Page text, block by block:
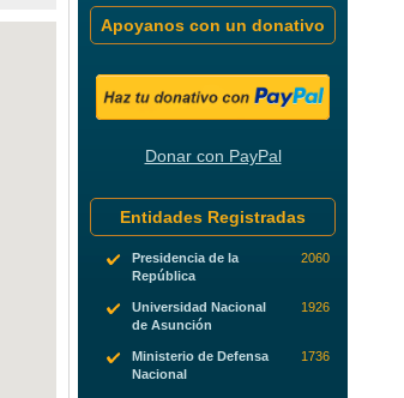
Apoyanos con un donativo
Donar con PayPal
Entidades Registradas
Presidencia de la
República
2060
Universidad Nacional
de Asunción
1926
Ministerio de Defensa
Nacional
1736